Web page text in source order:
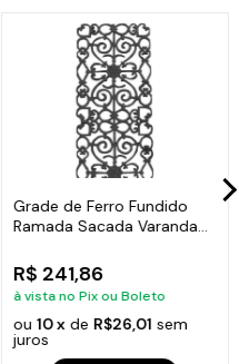
Grade de Ferro Fundido
Ramada Sacada Varanda
R$ 241,86
à vista no Pix ou Boleto
ou 10 xde R$26,01 sem
juros